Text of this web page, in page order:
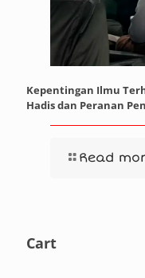
Kepentingan Ilmu
Hadis dan Peranan
Read
Cart